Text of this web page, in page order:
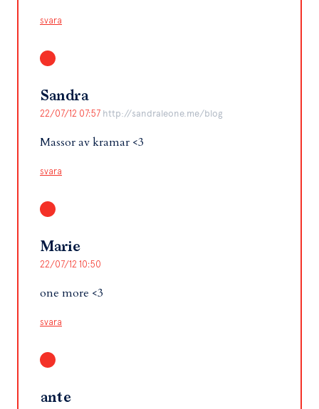
svara
Sandra
22/07/12 07:57 http://sandraleone.me/blog
Massor av kramar <3
svara
Marie
22/07/12 10:50
one more <3
svara
ante